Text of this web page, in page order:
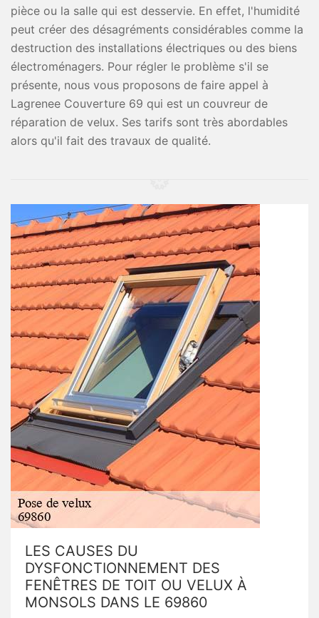
pièce ou la salle qui est desservie. En effet, l'humidité
peut créer des désagréments considérables comme la
destruction des installations électriques ou des biens
électroménagers. Pour régler le problème s'il se
présente, nous vous proposons de faire appel à
Lagrenee Couverture 69 qui est un couvreur de
réparation de velux. Ses tarifs sont très abordables
alors qu'il fait des travaux de qualité.
LES CAUSES DU
DYSFONCTIONNEMENT DES
FENÊTRES DE TOIT OU VELUX À
MONSOLS DANS LE 69860